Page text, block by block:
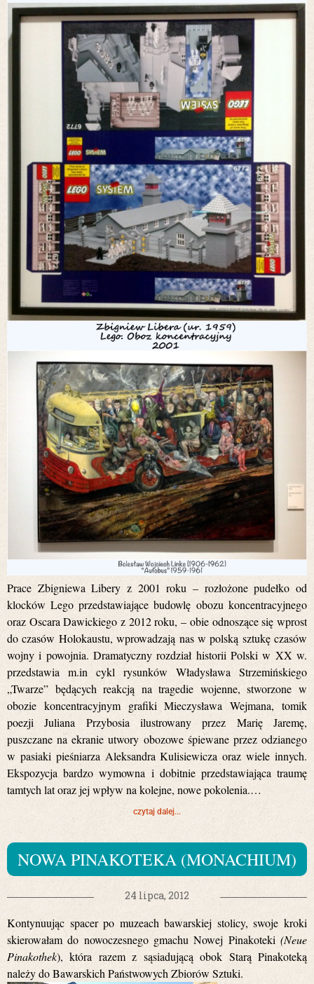
Prace Zbigniewa Libery z 2001 roku – rozłożone pudełko od
klocków Lego przedstawiające budowlę obozu koncentracyjnego
oraz Oscara Dawickiego z 2012 roku, – obie odnoszące się wprost
do czasów Holokaustu, wprowadzają nas w polską sztukę czasów
wojny i powojnia. Dramatyczny rozdział historii Polski w XX w.
przedstawia m.in cykl rysunków Władysława Strzemińskiego
„Twarze” będących reakcją na tragedie wojenne, stworzone w
obozie koncentracyjnym grafiki Mieczysława Wejmana, tomik
poezji Juliana Przybosia ilustrowany przez Marię Jaremę,
puszczane na ekranie utwory obozowe śpiewane przez odzianego
w pasiaki pieśniarza Aleksandra Kulisiewicza oraz wiele innych.
Ekspozycja bardzo wymowna i dobitnie przedstawiająca traumę
tamtych lat oraz jej wpływ na kolejne, nowe pokolenia.…
czytaj dalej...
NOWA PINAKOTEKA (MONACHIUM)
24 lipca, 2012
Kontynuując spacer po muzeach bawarskiej stolicy, swoje kroki
skierowałam do nowoczesnego gmachu Nowej Pinakoteki (Neue
Pinakothek), która razem z sąsiadującą obok Starą Pinakoteką
należy do Bawarskich Państwowych Zbiorów Sztuki.